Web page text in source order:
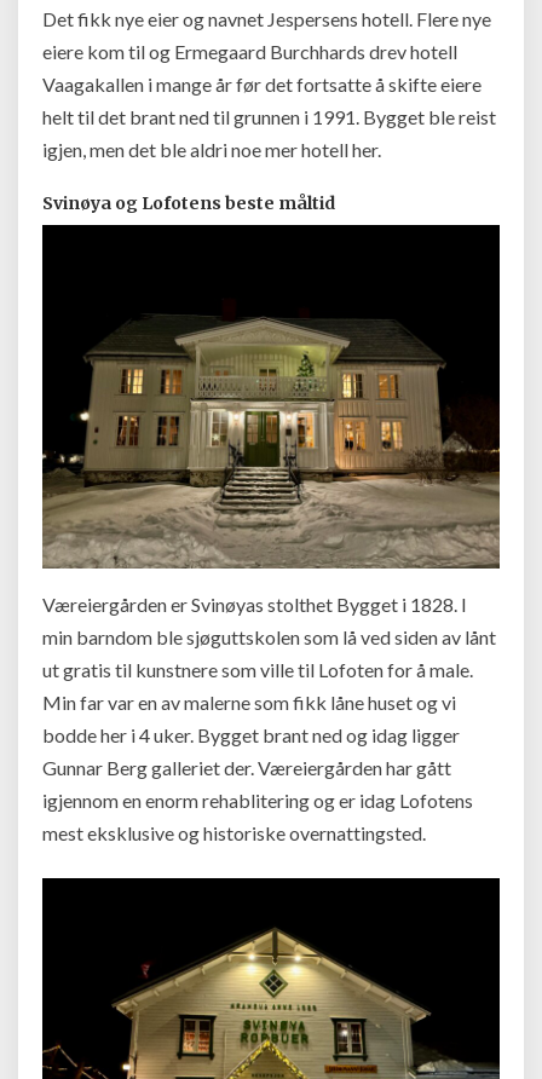
Det fikk nye eier og navnet Jespersens hotell. Flere nye
eiere kom til og Ermegaard Burchhards drev hotell
Vaagakallen i mange år før det fortsatte å skifte eiere
helt til det brant ned til grunnen i 1991. Bygget ble reist
igjen, men det ble aldri noe mer hotell her.
Svinøya og Lofotens beste måltid
Væreiergården er Svinøyas stolthet Bygget i 1828. I
min barndom ble sjøguttskolen som lå ved siden av lånt
ut gratis til kunstnere som ville til Lofoten for å male.
Min far var en av malerne som fikk låne huset og vi
bodde her i 4 uker. Bygget brant ned og idag ligger
Gunnar Berg galleriet der. Væreiergården har gått
igjennom en enorm rehablitering og er idag Lofotens
mest eksklusive og historiske overnattingsted.